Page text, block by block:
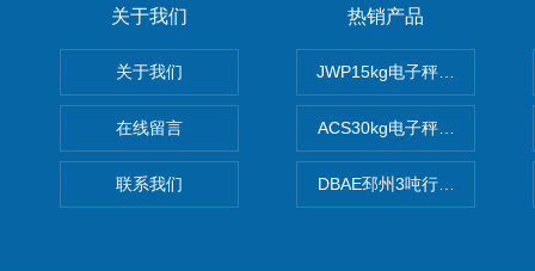
关于我们
关于我们
在线留言
联系我们
热销产品
JWP15kg电子秤价格,15公
ACS30kg电子秤价格,30公
DBAE邳州3吨行车电子吊秤